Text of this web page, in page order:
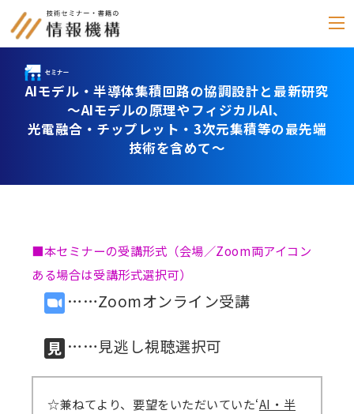
セミナー
書籍
(テキスト郵送)
雑誌
「化学物質管理」
セミナーアーカイブ
動画配信・DVD
カテゴリー別
(社内研修)
AIモデル・半導体集積回路の協調設計と最新研究
～AIモデルの原理やフィジカルAI、
光電融合・チップレット・3次元集積等の最先端
技術を含めて～
■本セミナーの受講形式（会場／Zoom両アイコン
ある場合は受講形式選択可）
……Zoomオンライン受講
……見逃し視聴選択可
☆兼ねてより、要望をいただいていた‘AI・半